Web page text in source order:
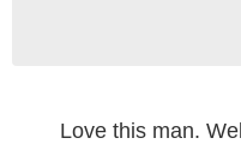
Love this man.